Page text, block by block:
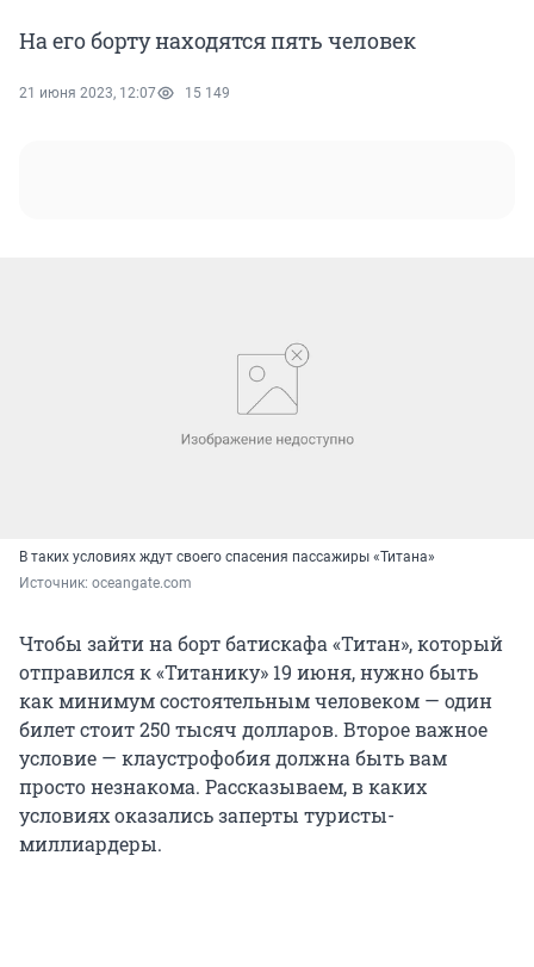
На его борту находятся пять человек
21 июня 2023, 12:07 15 149
В таких условиях ждут своего спасения пассажиры «Титана»
Источник: oceangate.com
Чтобы зайти на борт батискафа «Титан», который
отправился к «Титанику» 19 июня, нужно быть
как минимум состоятельным человеком — один
билет стоит 250 тысяч долларов. Второе важное
условие — клаустрофобия должна быть вам
просто незнакома. Рассказываем, в каких
условиях оказались заперты туристы-
миллиардеры.